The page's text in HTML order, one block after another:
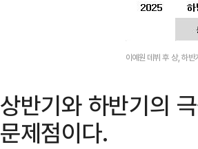
이예원 데뷔 후 상, 하
상반기와 하반기의
문제점이다.